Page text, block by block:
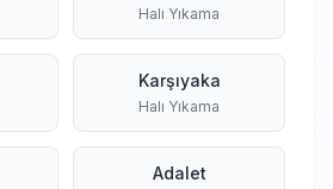
Halı Yıkama
Karşıyaka
Halı Yıkama
Adalet